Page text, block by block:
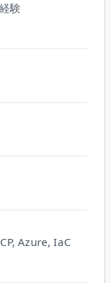
験
Azure, IaC